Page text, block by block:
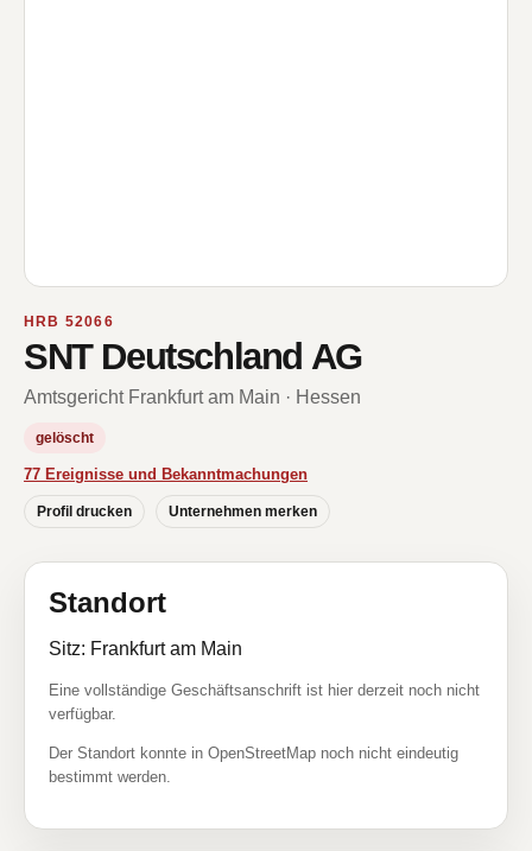
HRB 52066
SNT Deutschland AG
Amtsgericht Frankfurt am Main · Hessen
gelöscht
77 Ereignisse und Bekanntmachungen
Profil drucken Unternehmen merken
Standort
Sitz: Frankfurt am Main
Eine vollständige Geschäftsanschrift ist hier derzeit noch nicht
verfügbar.
Der Standort konnte in OpenStreetMap noch nicht eindeutig
bestimmt werden.